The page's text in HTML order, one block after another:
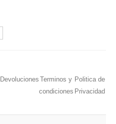
Devoluciones Terminos y
condiciones
Politica de
Privacidad